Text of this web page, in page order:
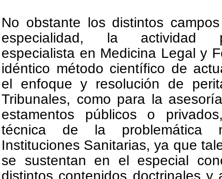
No obstante los distintos
especialidad, la actividad
especialista en Medicina Legal y
idéntico método científico de
el enfoque y resolución de
Tribunales, como para la
estamentos públicos o
técnica de la problemática
Instituciones Sanitarias, ya que
se sustentan en el especial
distintos contenidos doctrinales y